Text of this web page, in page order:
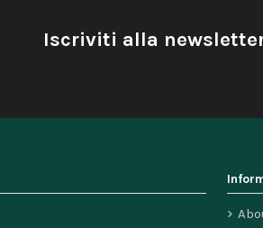
Iscriviti alla